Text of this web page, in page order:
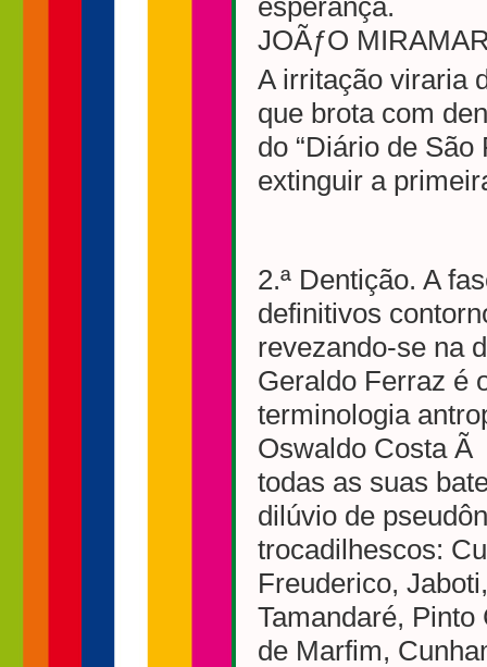
esperança.
JOÃƒO
A irritação viraria
que brota com
do “Diário de
extinguir a
2.ª Dentição. A
definitivos
revezando-se na
Geraldo Ferraz é
terminologia
Oswaldo Costa Ã
todas as suas
dilúvio de
trocadilhescos:
Freuderico,
Tamandaré,
de Marfim,